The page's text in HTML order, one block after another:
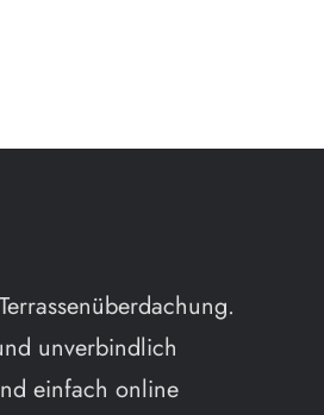
unverbindlich
einfach online